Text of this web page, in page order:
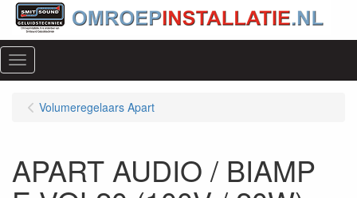
Menu
Volumeregelaars Apart
APART AUDIO / BIAMP